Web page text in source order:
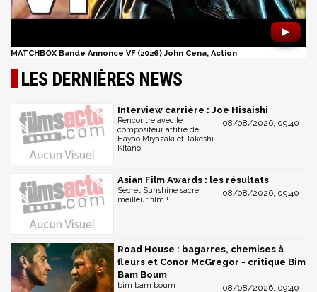
►
MATCHBOX Bande Annonce VF (2026) John Cena, Action
LES DERNIÈRES NEWS
Interview carrière : Joe Hisaishi
08/08/2026, 09:40
Rencontre avec le
compositeur attitré de
Hayao Miyazaki et Takeshi
Kitano
Asian Film Awards : les résultats
08/08/2026, 09:40
Secret Sunshine sacré
meilleur film !
Road House : bagarres, chemises à
fleurs et Conor McGregor - critique Bim
Bam Boum
08/08/2026, 09:40
bim bam boum